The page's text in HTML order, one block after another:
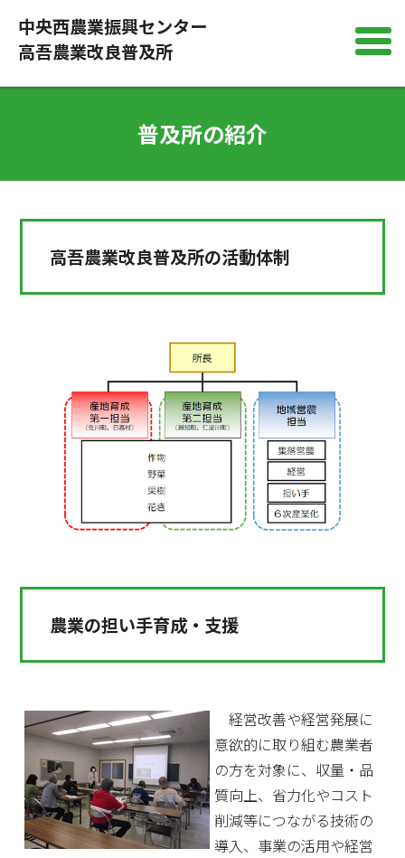
中央西農業振興センター
高吾農業改良普及所
普及所の紹介
高吾農業改良普及所の活動体制
農業の担い手育成・支援
経営改善や経営発展に
意欲的に取り組む農業者
の方を対象に、収量・品
質向上、省力化やコスト
削減等につながる技術の
導入、事業の活用や経営